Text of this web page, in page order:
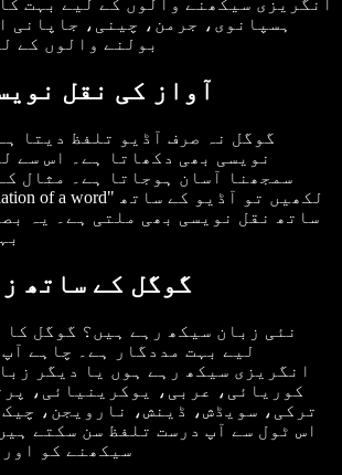
انگریزی سیکھنے والوں کے لیے بہت
ہسپانوی، جرمن، چینی، جاپانی
بولنے والوں کے
آواز کی نقل
گوگل نہ صرف آڈیو تلفظ دیتا
نویسی بھی دکھاتا ہے۔ اس سے
سمجھنا آسان ہوجاتا ہے۔ مثال
ساتھ نقل نویسی بھی ملتی ہے۔ یہ
گوگل کے ساتھ
نئی زبان سیکھ رہے ہیں؟ گوگل کا
لیے بہت مددگار ہے۔ چاہے
انگریزی سیکھ رہے ہوں یا دیگر
کوریائی، عربی، یوکرینیائی،
ترکی، سویڈش، ڈینش، نارویجن،
اس ٹول سے آپ درست تلفظ سن سکتے
سیکھنے کو اور